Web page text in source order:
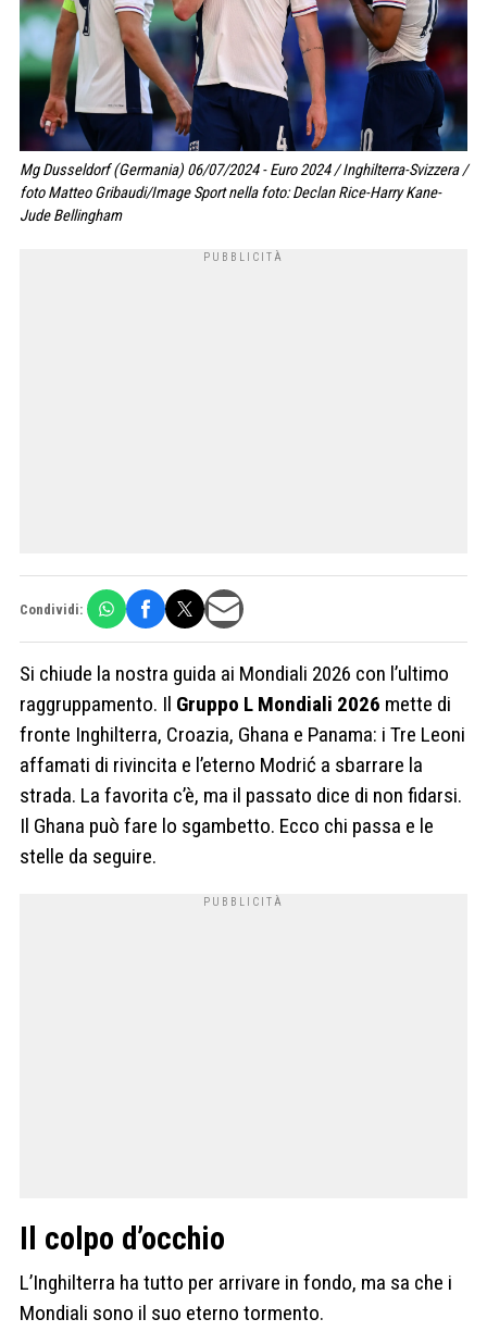
Mg Dusseldorf (Germania) 06/07/2024 - Euro 2024 / Inghilterra-Svizzera /
foto Matteo Gribaudi/Image Sport nella foto: Declan Rice-Harry Kane-
Jude Bellingham
Condividi:
Si chiude la nostra guida ai Mondiali 2026 con l’ultimo
raggruppamento. Il Gruppo L Mondiali 2026 mette di
fronte Inghilterra, Croazia, Ghana e Panama: i Tre Leoni
affamati di rivincita e l’eterno Modrić a sbarrare la
strada. La favorita c’è, ma il passato dice di non fidarsi.
Il Ghana può fare lo sgambetto. Ecco chi passa e le
stelle da seguire.
Il colpo d’occhio
L’Inghilterra ha tutto per arrivare in fondo, ma sa che i
Mondiali sono il suo eterno tormento.